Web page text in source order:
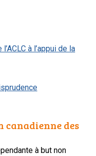
à l’appui de la
canadienne des
à but non